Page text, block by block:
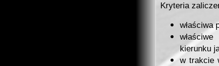
Kryteria
właściwa
kierunku
w trakcie